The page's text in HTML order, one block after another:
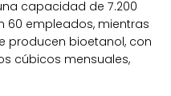
capacidad de 7.200
60 empleados, mientras
producen bioetanol, con
cúbicos mensuales,